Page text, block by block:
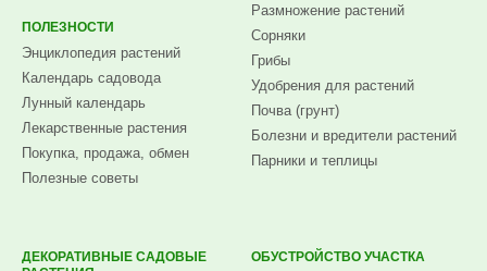
ПОЛЕЗНОСТИ
Энциклопедия растений
Календарь садовода
Лунный календарь
Лекарственные растения
Покупка, продажа, обмен
Полезные советы
Размножение растений
Сорняки
Грибы
Удобрения для растений
Почва (грунт)
Болезни и вредители растений
Парники и теплицы
ДЕКОРАТИВНЫЕ САДОВЫЕ
ОБУСТРОЙСТВО УЧАСТКА